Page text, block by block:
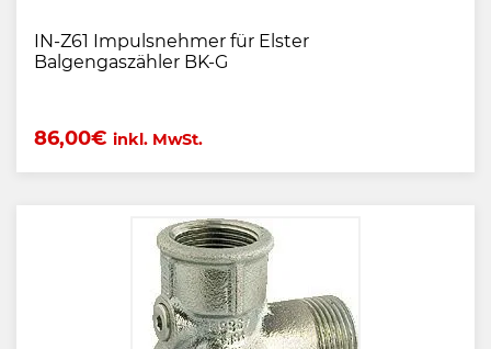
IN-Z61 Impulsnehmer für Elster
Balgengaszähler BK-G
86,00€ inkl. MwSt.